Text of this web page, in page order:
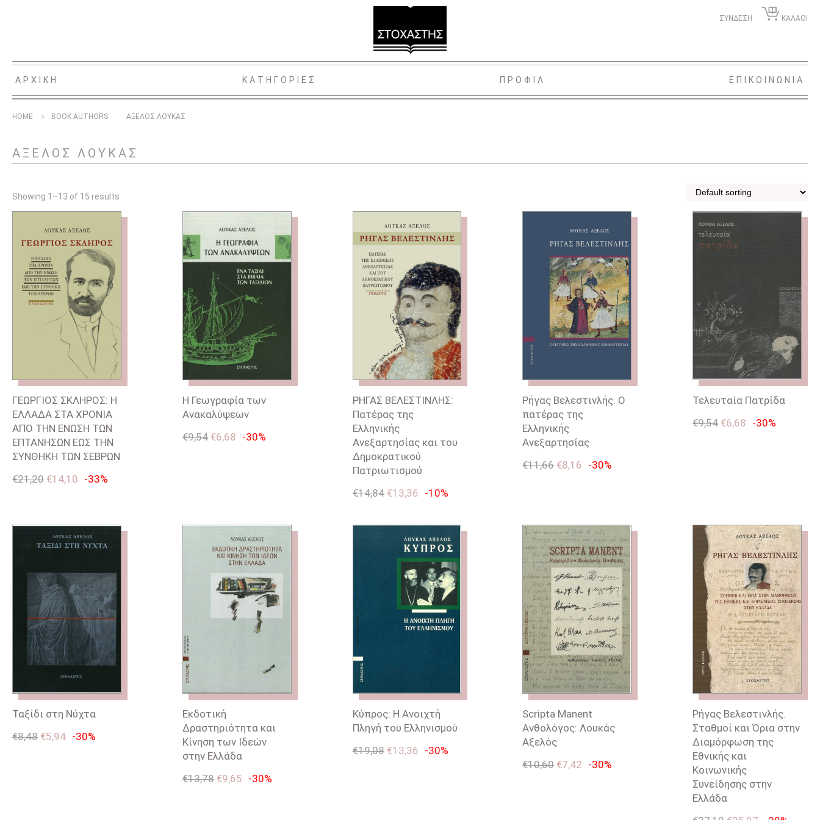
ΣΥΝΔΕΣΗ ΚΑΛΑΘΙ
ΑΡΧΙΚΗ ΚΑΤΗΓΟΡΙΕΣ ΠΡΟΦΙΛ ΕΠΙΚΟΙΝΩΝΙΑ
HOME BOOK AUTHORS ΑΞΕΛΟΣ ΛΟΥΚΑΣ
ΑΞΕΛΟΣ ΛΟΥΚΑΣ
Showing 1–13 of 15 results
ΓΕΩΡΓΙΟΣ ΣΚΛΗΡΟΣ: Η
ΕΛΛΑΔΑ ΣΤΑ ΧΡΟΝΙΑ
ΑΠΟ ΤΗΝ ΕΝΩΣΗ ΤΩΝ
ΕΠΤΑΝΗΣΩΝ ΕΩΣ ΤΗΝ
ΣΥΝΘΗΚΗ ΤΩΝ ΣΕΒΡΩΝ
€21,20 €14,10 -33%
Η Γεωγραφία των
Ανακαλύψεων
€9,54 €6,68 -30%
ΡΗΓΑΣ ΒΕΛΕΣΤΙΝΛΗΣ:
Πατέρας της
Ελληνικής
Ανεξαρτησίας και του
Δημοκρατικού
Πατριωτισμού
€14,84 €13,36 -10%
Ρήγας Βελεστινλής. Ο
πατέρας της
Ελληνικής
Ανεξαρτησίας
€11,66 €8,16 -30%
Τελευταία Πατρίδα
€9,54 €6,68 -30%
Ταξίδι στη Νύχτα
€8,48 €5,94 -30%
Εκδοτική
Δραστηριότητα και
Κίνηση των Ιδεών
στην Ελλάδα
€13,78 €9,65 -30%
Κύπρος: Η Ανοιχτή
Πληγή του Ελληνισμού
€19,08 €13,36 -30%
Scripta Manent
Ανθολόγος: Λουκάς
Αξελός
€10,60 €7,42 -30%
Ρήγας Βελεστινλής.
Σταθμοί και Όρια στην
Διαμόρφωση της
Εθνικής και
Κοινωνικής
Συνείδησης στην
Ελλάδα